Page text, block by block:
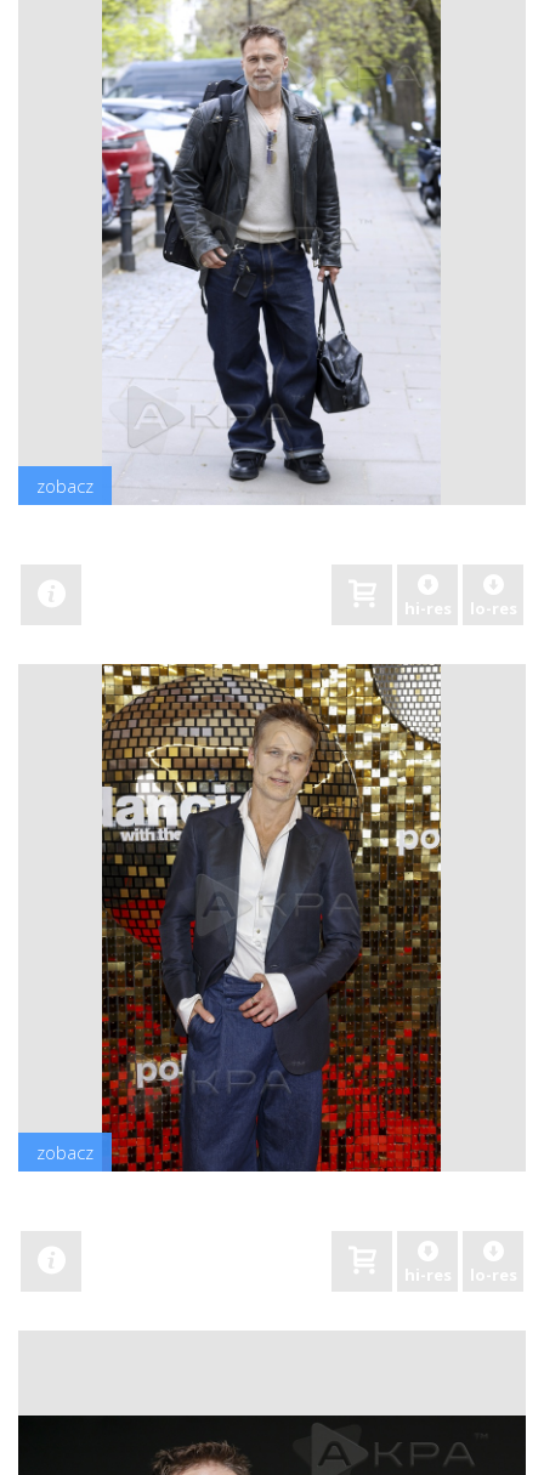
zobacz
hi-res lo-res
zobacz
hi-res lo-res